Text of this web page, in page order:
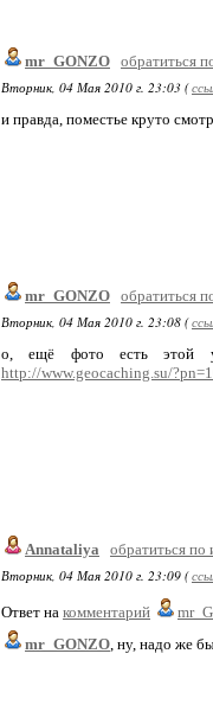
mr_GONZO обратиться
Вторник, 04 Мая 2010 г. 23:03 (
и правда, поместье круто
mr_GONZO обратиться
Вторник, 04 Мая 2010 г. 23:08 (
о, ещё фото есть этой
http://www.geocaching.su/
Annataliya
обратиться по
Вторник, 04 Мая 2010 г. 23:09 (
Ответ на комментарий
mr_GONZO, ну, надо же